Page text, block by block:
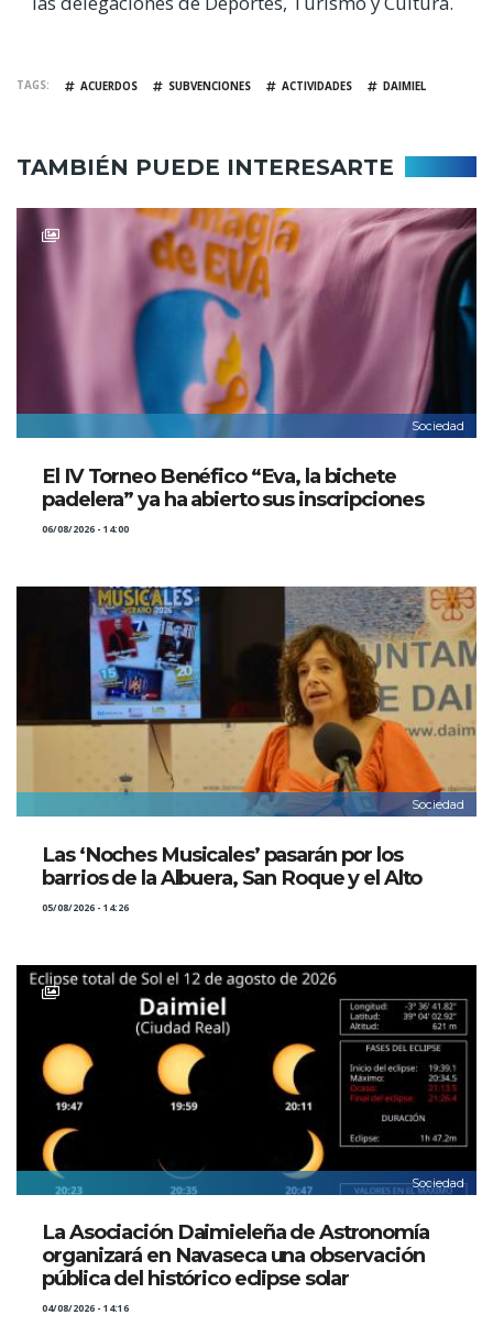
TAGS ACUERDOS SUBVENCIONES ACTIVIDADES DAIMIEL
TAMBIÉN PUEDE INTERESARTE
Sociedad
El IV Torneo Benéfico “Eva, la bichete
padelera” ya ha abierto sus inscripciones
06/08/2026 - 14:00
Sociedad
Las ‘Noches Musicales’ pasarán por los
barrios de la Albuera, San Roque y el Alto
05/08/2026 - 14:26
Sociedad
La Asociación Daimieleña de Astronomía
organizará en Navaseca una observación
pública del histórico eclipse solar
04/08/2026 - 14:16